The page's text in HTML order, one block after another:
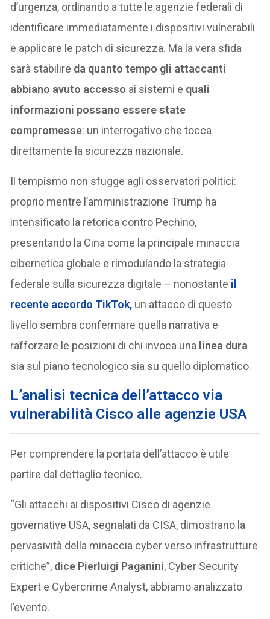
d’urgenza, ordinando a tutte le agenzie federali di
identificare immediatamente i dispositivi vulnerabili
e applicare le patch di sicurezza. Ma la vera sfida
sarà stabilire da quanto tempo gli attaccanti
abbiano avuto accesso ai sistemi e quali
informazioni possano essere state
compromesse: un interrogativo che tocca
direttamente la sicurezza nazionale.
Il tempismo non sfugge agli osservatori politici:
proprio mentre l’amministrazione Trump ha
intensificato la retorica contro Pechino,
presentando la Cina come la principale minaccia
cibernetica globale e rimodulando la strategia
federale sulla sicurezza digitale – nonostante il
recente accordo TikTok, un attacco di questo
livello sembra confermare quella narrativa e
rafforzare le posizioni di chi invoca una linea dura
sia sul piano tecnologico sia su quello diplomatico.
L’analisi tecnica dell’attacco via
vulnerabilità Cisco alle agenzie USA
Per comprendere la portata dell’attacco è utile
partire dal dettaglio tecnico.
“Gli attacchi ai dispositivi Cisco di agenzie
governative USA, segnalati da CISA, dimostrano la
pervasività della minaccia cyber verso infrastrutture
critiche”, dice Pierluigi Paganini, Cyber Security
Expert e Cybercrime Analyst, abbiamo analizzato
l’evento.